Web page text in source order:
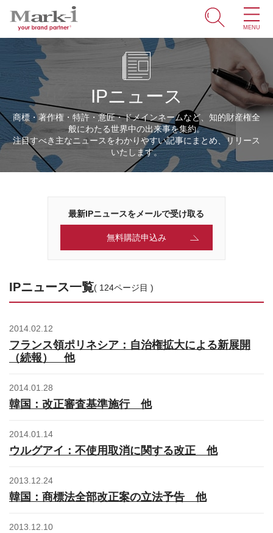
MENU
サービス
取引事例
商標・ブランドの豆知識
知財情報
ENGLISH
IPニュース
商標・著作権・特許・意匠・ドメインネームなど、知的財産権全
般にわたる世界中の出来事を集約。
注目すべき主なニュースをわかりやすい記事にまとめ、リリース
いたします。
最新IPニュースをメールで受け取る
無料購読申込み
IPニュース一覧( 124ページ目 )
2014.02.12
フランス領ポリネシア：自治権拡大による新展開
（続報） 他
2014.01.28
韓国：改正審査基準施行 他
2014.01.14
ウルグアイ：不使用取消に関する改正 他
2013.12.24
韓国：商標法全部改正案の立法予告 他
2013.12.10